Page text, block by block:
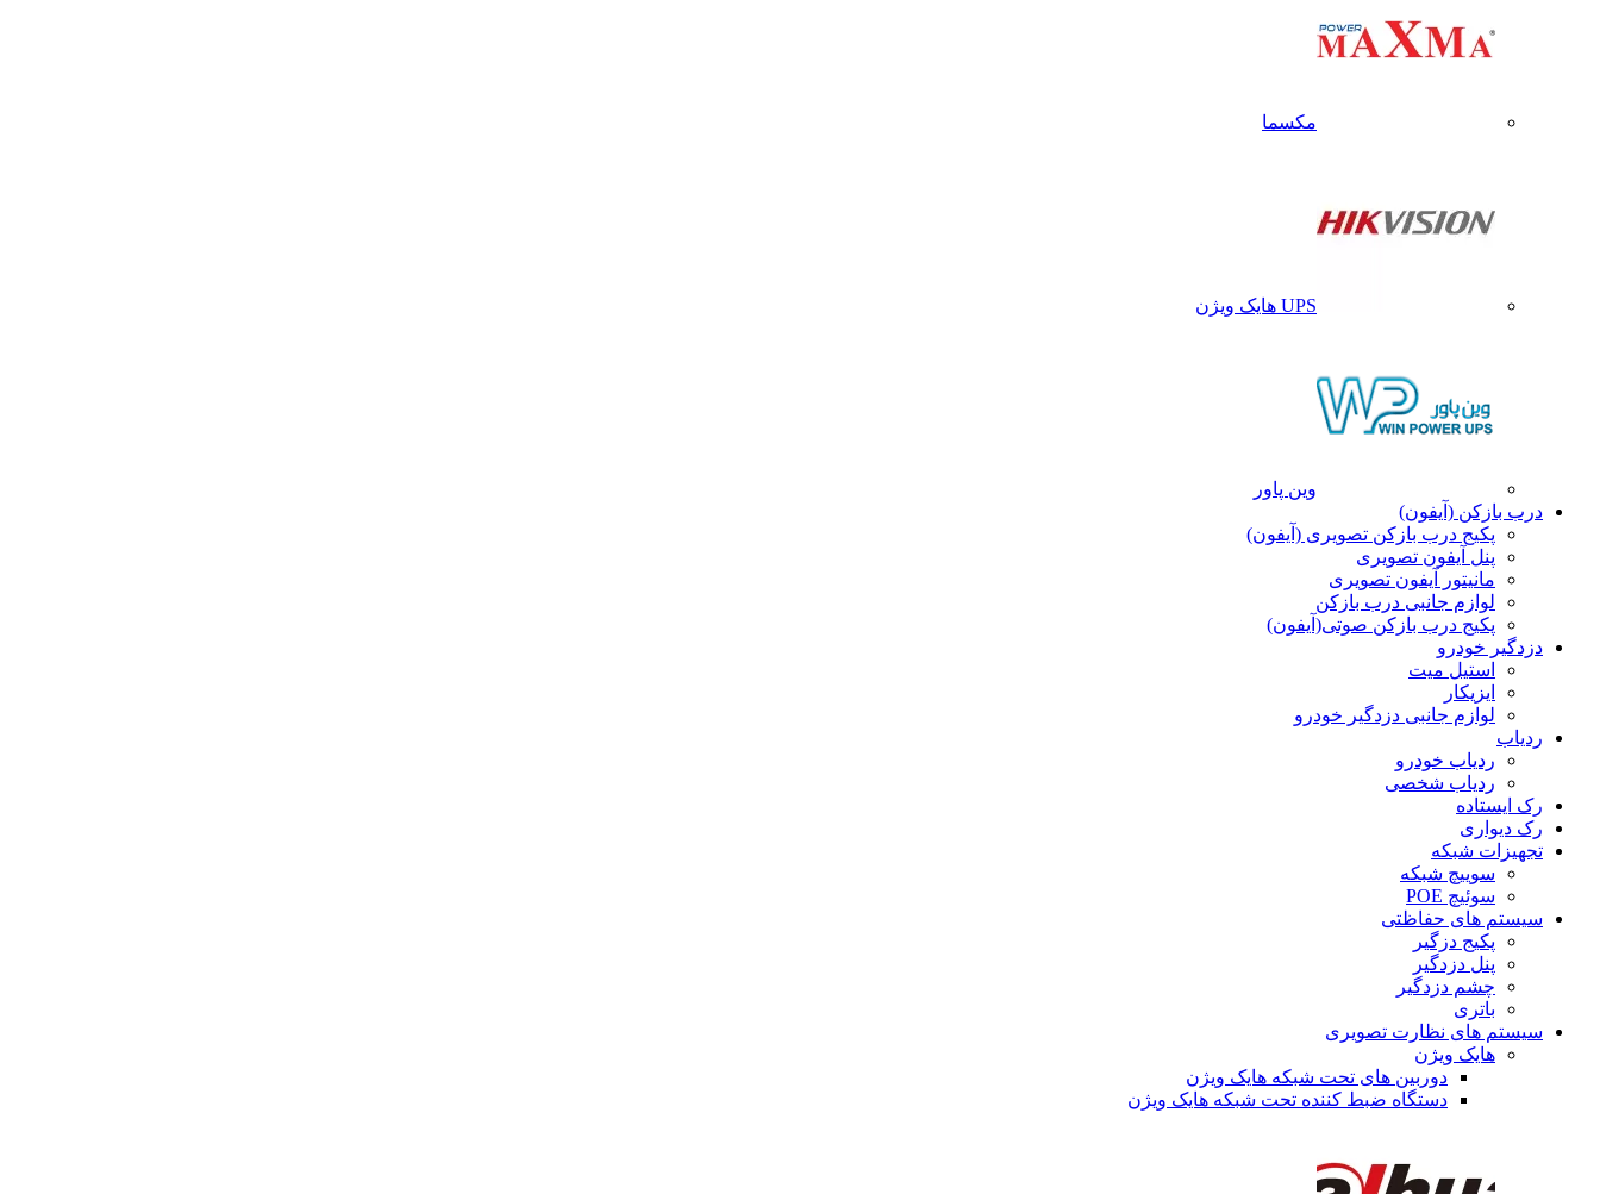
مکسما
UPS هایک ویژن
وین پاور
درب بازکن (آیفون)
پکیج درب بازکن تصویری (آیفون)
پنل آیفون تصویری
مانیتور آیفون تصویری
لوازم جانبی درب بازکن
پکیج درب بازکن صوتی(آیفون)
دزدگیر خودرو
استیل میت
ایزیکار
لوازم جانبی دزدگیر خودرو
ردیاب
ردیاب خودرو
ردیاب شخصی
رک ایستاده
رک دیواری
تجهیزات شبکه
سوییچ شبکه
سوئیچ POE
سیستم های حفاظتی
پکیج دزگیر
پنل دزدگیر
چشم دزدگیر
باتری
سیستم های نظارت تصویری
هایک ویژن
دوربین های تحت شبکه هایک ویژن
دستگاه ضبط کننده تحت شبکه هایک ویژن